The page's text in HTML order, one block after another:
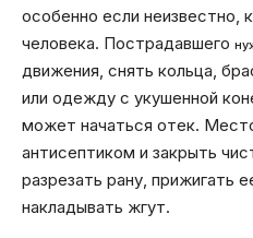
особенно если неизвестно,
человека. Пострадавшего
движения, снять кольца,
или одежду с укушенной
может начаться отек.
антисептиком и закрыть
разрезать рану, прижигать
накладывать жгут.